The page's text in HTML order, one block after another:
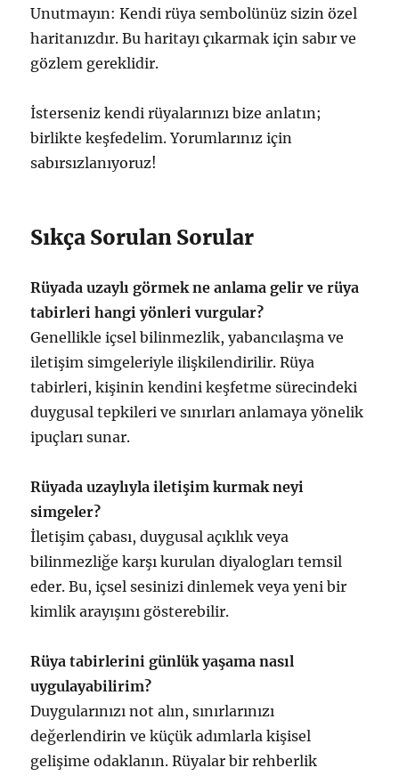
Unutmayın: Kendi rüya sembolünüz sizin özel
haritanızdır. Bu haritayı çıkarmak için sabır ve
gözlem gereklidir.
İsterseniz kendi rüyalarınızı bize anlatın;
birlikte keşfedelim. Yorumlarınız için
sabırsızlanıyoruz!
Sıkça Sorulan Sorular
Rüyada uzaylı görmek ne anlama gelir ve rüya
tabirleri hangi yönleri vurgular?
Genellikle içsel bilinmezlik, yabancılaşma ve
iletişim simgeleriyle ilişkilendirilir. Rüya
tabirleri, kişinin kendini keşfetme sürecindeki
duygusal tepkileri ve sınırları anlamaya yönelik
ipuçları sunar.
Rüyada uzaylıyla iletişim kurmak neyi
simgeler?
İletişim çabası, duygusal açıklık veya
bilinmezliğe karşı kurulan diyalogları temsil
eder. Bu, içsel sesinizi dinlemek veya yeni bir
kimlik arayışını gösterebilir.
Rüya tabirlerini günlük yaşama nasıl
uygulayabilirim?
Duygularınızı not alın, sınırlarınızı
değerlendirin ve küçük adımlarla kişisel
gelişime odaklanın. Rüyalar bir rehberlik